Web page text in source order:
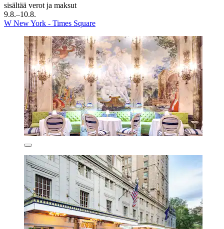
sisältää verot ja maksut
9.8.–10.8.
W New York - Times Square